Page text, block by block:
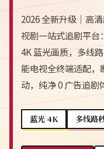
2026 全新升级｜高
视剧一站式追剧平台
4K 蓝光画质，多线
能电视全终端适配，
动，纯净 0 广告追剧
蓝光 4K 多线路